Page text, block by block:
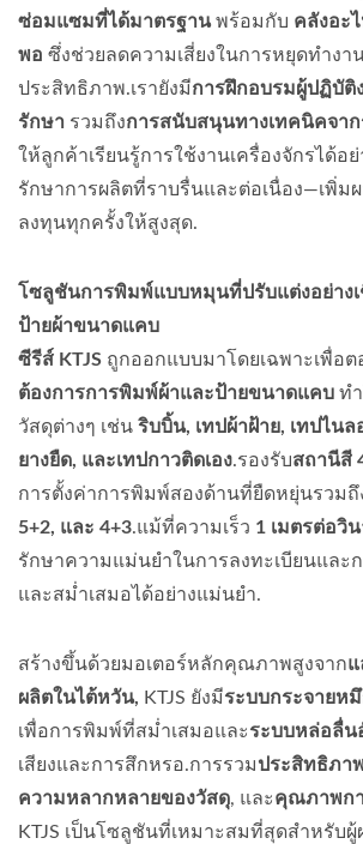
ซ่อมแซมที่ได้มาตรฐานพร้อมกับ คลังอะ
พอ ซึ่งช่วยลดความเสี่ยงในการหยุดทำงา
ประสิทธิภาพ.เรายังมีการฝึกอบรมผู้ปฏิบัติ
รักษา รวมถึงการสนับสนุนทางเทคนิคจาก
ให้ลูกค้าเรียนรู้การใช้งานเครื่องจักรได้อย่
รักษาการผลิตที่ราบรื่นและต่อเนื่อง—เพิ่ม
ลงทุนทุกครั้งให้สูงสุด.
โซลูชันการพิมพ์แบบหมุนที่ปรับแต่งอย่าง
ป้ายผ้าขนาดแคบ
ซีรีส์ KTJS ถูกออกแบบมาโดยเฉพาะเพื่อต
ต้องการการพิมพ์ผ้าและป้ายขนาดแคบ ท
วัสดุต่างๆ เช่น ริบบิ้น, เทปผ้าฝ้าย, เทปไน
ยางยืด, และเทปกาวติดเอง.รองรับสถานีสี
การตั้งค่าการพิมพ์สองด้านที่ยืดหยุ่นรวมถึ
5+2, และ 4+3.แม้ที่ความเร็ว 1 เมตรต่อวิ
รักษาความแม่นยำในการลงทะเบียนและ
และสม่ำเสมอได้อย่างแม่นยำ.
สร้างขึ้นด้วยมอเตอร์หลักคุณภาพสูงจากแ
ผลิตในไต้หวัน, KTJS ยังมีระบบกระจายห
เพื่อการพิมพ์ที่สม่ำเสมอและระบบหล่อลื่น
เสียงและการสึกหรอ.การรวมประสิทธิภา
ความหลากหลายของวัสดุ, และคุณภาพก
KTJS เป็นโซลูชันที่เหมาะสมที่สุดสำหรับ